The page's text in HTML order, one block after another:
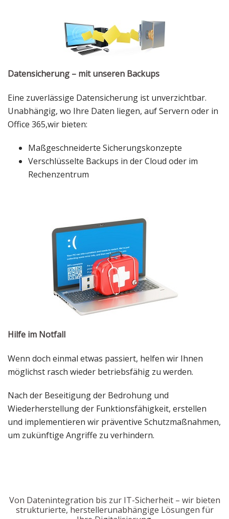
Datensicherung – mit unseren Backups
Eine zuverlässige Datensicherung ist unverzichtbar.
Unabhängig, wo Ihre Daten liegen, auf Servern oder in
Office 365,wir bieten:
Maßgeschneiderte Sicherungskonzepte
Verschlüsselte Backups in der Cloud oder im
Rechenzentrum
Hilfe im Notfall
Wenn doch einmal etwas passiert, helfen wir Ihnen
möglichst rasch wieder betriebsfähig zu werden.
Nach der Beseitigung der Bedrohung und
Wiederherstellung der Funktionsfähigkeit, erstellen
und implementieren wir präventive Schutzmaßnahmen,
um zukünftige Angriffe zu verhindern.
Von Datenintegration bis zur IT-Sicherheit – wir bieten
strukturierte, herstellerunabhängige Lösungen für